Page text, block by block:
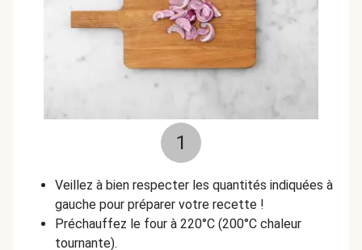
1
Veillez à bien respecter les quantités indiquées à
gauche pour préparer votre recette !
Préchauffez le four à 220°C (200°C chaleur
tournante).